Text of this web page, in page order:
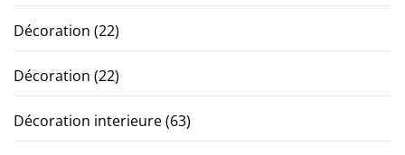
Décoration (22)
Décoration (22)
Décoration interieure(63)